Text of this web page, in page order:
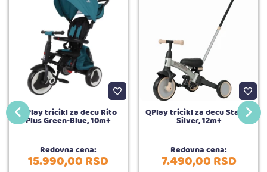
QPlay tricikl za decu Rito
Plus Green-Blue, 10m+
Redovna cena:
15.990,00RSD
QPlay tricikl za decu Stager
Silver, 12m+
Redovna cena:
7.490,00RSD